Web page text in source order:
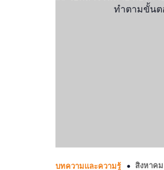
บทความและความรู้ สิงหาคม